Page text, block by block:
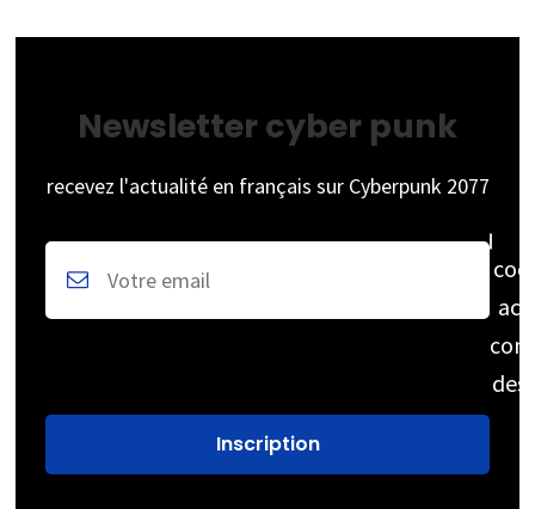
Newsletter cyber punk
recevez l'actualité en français sur Cyberpunk 2077
des